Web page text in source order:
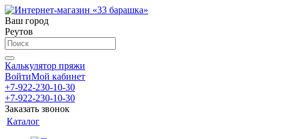
Ваш город
Реутов
Калькулятор пряжи
ВойтиМой кабинет
+7-922-230-10-30
+7-922-230-10-30
Заказать звонок
Каталог